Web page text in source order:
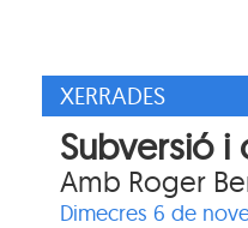
XERRADES
Subversió i
Amb Roger
Dimecres 6 de